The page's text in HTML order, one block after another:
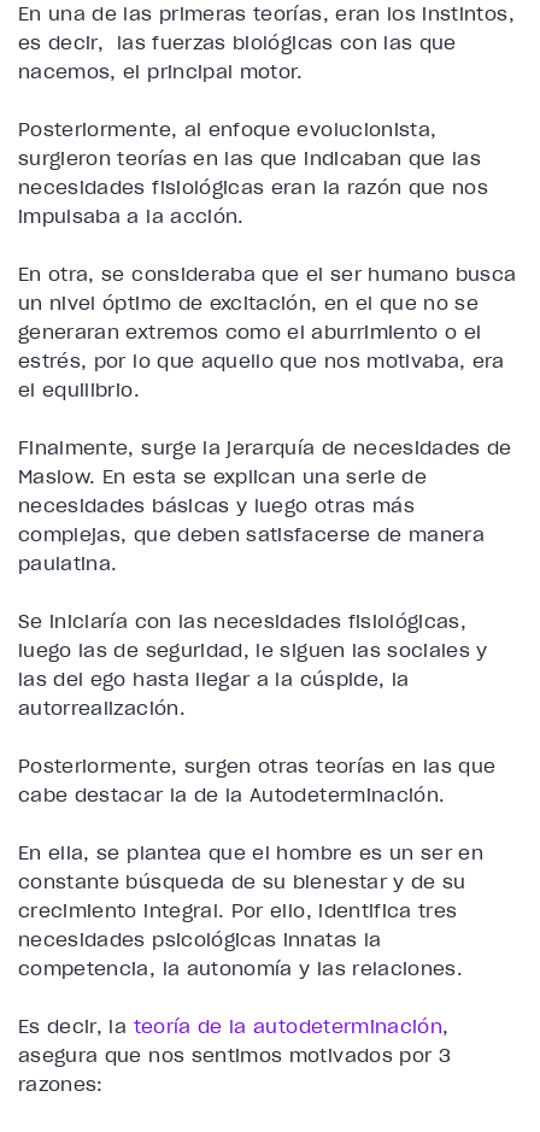
En una de las primeras teorías, eran los instintos,
es decir, las fuerzas biológicas con las que
nacemos, el principal motor.
Posteriormente, al enfoque evolucionista,
surgieron teorías en las que indicaban que las
necesidades fisiológicas eran la razón que nos
impulsaba a la acción.
En otra, se consideraba que el ser humano busca
un nivel óptimo de excitación, en el que no se
generaran extremos como el aburrimiento o el
estrés, por lo que aquello que nos motivaba, era
el equilibrio.
Finalmente, surge la jerarquía de necesidades de
Maslow. En esta se explican una serie de
necesidades básicas y luego otras más
complejas, que deben satisfacerse de manera
paulatina.
Se iniciaría con las necesidades fisiológicas,
luego las de seguridad, le siguen las sociales y
las del ego hasta llegar a la cúspide, la
autorrealización.
Posteriormente, surgen otras teorías en las que
cabe destacar la de la Autodeterminación.
En ella, se plantea que el hombre es un ser en
constante búsqueda de su bienestar y de su
crecimiento integral. Por ello, identifica tres
necesidades psicológicas innatas la
competencia, la autonomía y las relaciones.
Es decir, la teoría de la autodeterminación,
asegura que nos sentimos motivados por 3
razones: